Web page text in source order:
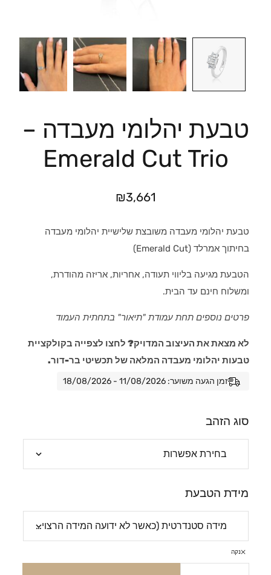
טבעת יהלומי מעבדה –
Emerald Cut Trio
₪3,661
טבעת יהלומי מעבדה משובצת שלישיית יהלומי מעבדה
בחיתוך אמרלד (Emerald Cut)
הטבעת מגיעה בליווי תעודה, אחריות, אריזה מהודרת,
ומשלוח חינם עד הבית.
פרטים נוספים תחת עמודת "תיאור" בתחתית העמוד
לא מצאת את העיצוב המדויק? לחצו לצפייה בקולקציית
טבעות יהלומי מעבדה המלאה של תכשיטי בר-דור.
זמן הגעה משוער: 11/08/2026 - 18/08/2026
סוג הזהב
מידת הטבעת
נקה